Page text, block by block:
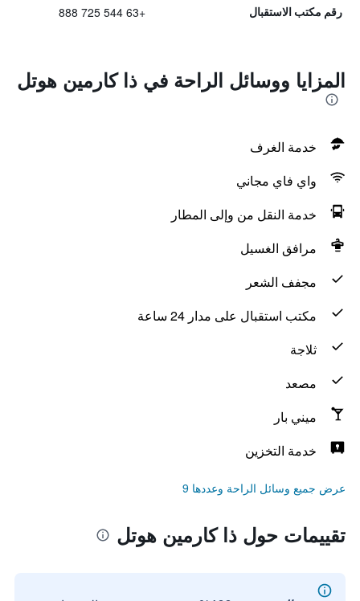
رقم مكتب الاستقبال +63 544 725 888
المزايا ووسائل الراحة في ذا كارمين هوتل
خدمة الغرف
واي فاي مجاني
خدمة النقل من وإلى المطار
مرافق الغسيل
مجفف الشعر
مكتب استقبال على مدار 24 ساعة
ثلاجة
مصعد
ميني بار
خدمة التخزين
عرض جميع وسائل الراحة وعددها 9
تقييمات حول ذا كارمين هوتل